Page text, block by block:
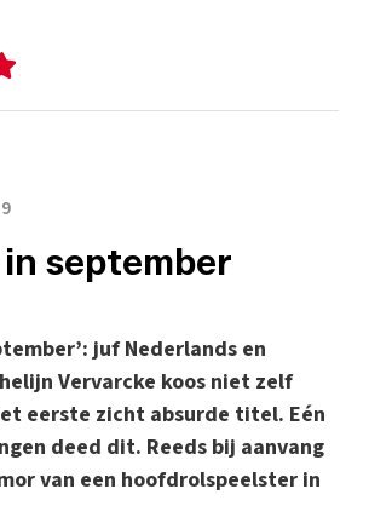
september
juf Nederlands en
Vervarcke koos niet zelf
eerste zicht absurde titel. Eén
deed dit. Reeds bij aanvang
van een hoofdrolspeelster in